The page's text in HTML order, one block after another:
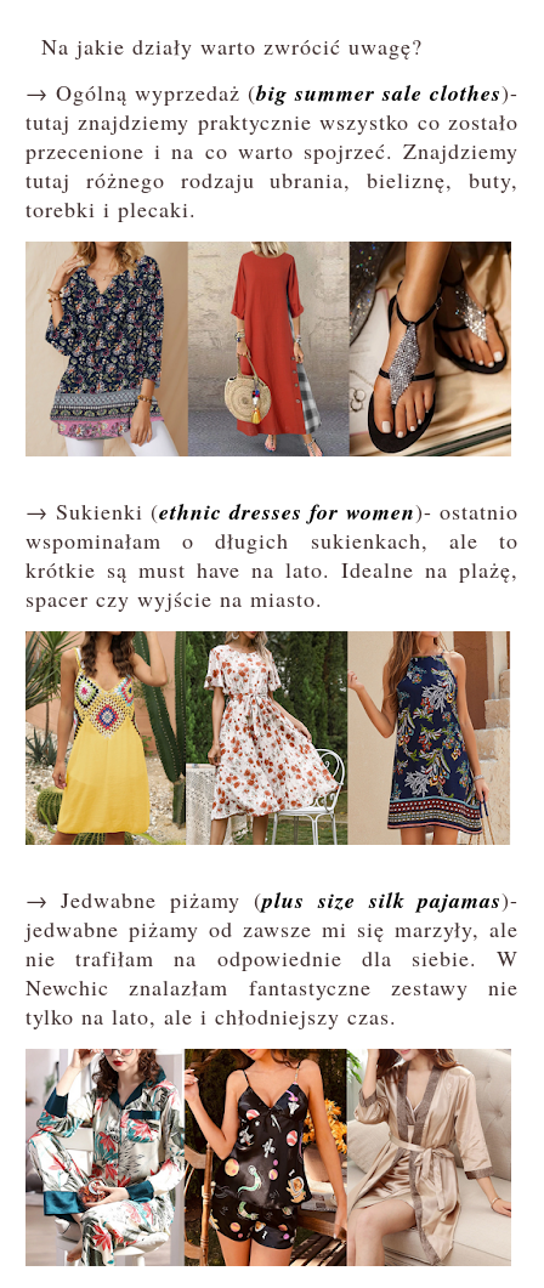
Na jakie działy warto zwrócić uwagę?
→ Ogólną wyprzedaż (big summer sale clothes)-
tutaj znajdziemy praktycznie wszystko co zostało
przecenione i na co warto spojrzeć. Znajdziemy
tutaj różnego rodzaju ubrania, bieliznę, buty,
torebki i plecaki.
→ Sukienki (ethnic dresses for women)- ostatnio
wspominałam o długich sukienkach, ale to
krótkie są must have na lato. Idealne na plażę,
spacer czy wyjście na miasto.
→ Jedwabne piżamy (plus size silk pajamas)-
jedwabne piżamy od zawsze mi się marzyły, ale
nie trafiłam na odpowiednie dla siebie. W
Newchic znalazłam fantastyczne zestawy nie
tylko na lato, ale i chłodniejszy czas.